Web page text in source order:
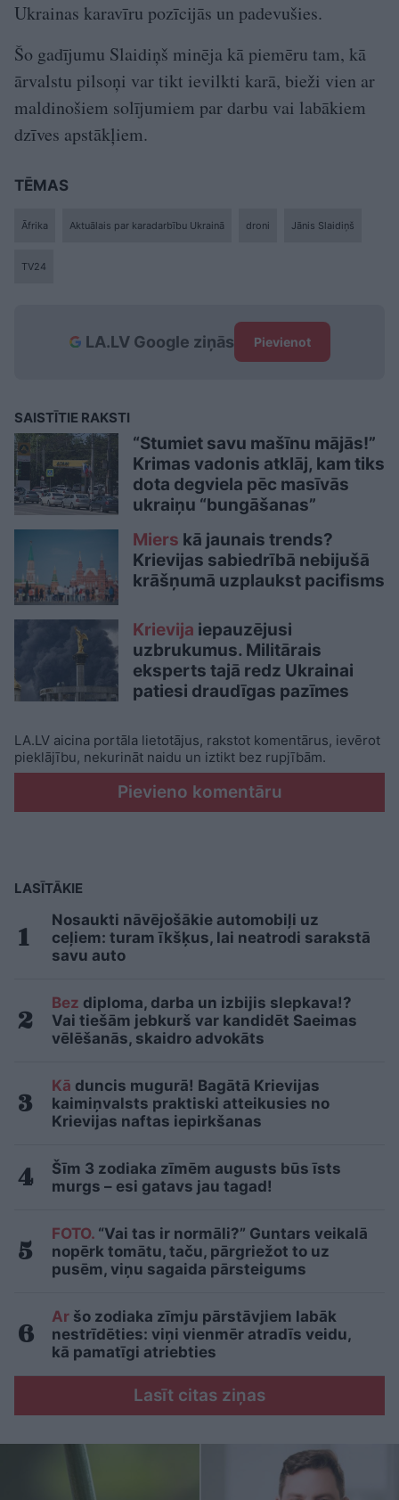
Ukrainas karavīru pozīcijās un padevušies.
Šo gadījumu Slaidiņš minēja kā piemēru tam, kā
ārvalstu pilsoņi var tikt ievilkti karā, bieži vien ar
maldinošiem solījumiem par darbu vai labākiem
dzīves apstākļiem.
TĒMAS
Āfrika Aktuālais par karadarbību Ukrainā droni Jānis Slaidiņš
TV24
LA.LV Google ziņās Pievienot
SAISTĪTIE RAKSTI
“Stumiet savu mašīnu mājās!”
Krimas vadonis atklāj, kam tiks
dota degviela pēc masīvās
ukraiņu “bungāšanas”
Miers kā jaunais trends?
Krievijas sabiedrībā nebijušā
krāšņumā uzplaukst pacifisms
Krievija iepauzējusi
uzbrukumus. Militārais
eksperts tajā redz Ukrainai
patiesi draudīgas pazīmes
LA.LV aicina portāla lietotājus, rakstot komentārus, ievērot
pieklājību, nekurināt naidu un iztikt bez rupjībām.
Pievieno komentāru
LASĪTĀKIE
Nosaukti nāvējošākie automobiļi uz
ceļiem: turam īkšķus, lai neatrodi sarakstā
savu auto
Bez diploma, darba un izbijis slepkava!?
Vai tiešām jebkurš var kandidēt Saeimas
vēlēšanās, skaidro advokāts
Kā duncis mugurā! Bagātā Krievijas
kaimiņvalsts praktiski atteikusies no
Krievijas naftas iepirkšanas
Šīm 3 zodiaka zīmēm augusts būs īsts
murgs – esi gatavs jau tagad!
FOTO. “Vai tas ir normāli?” Guntars veikalā
nopērk tomātu, taču, pārgriežot to uz
pusēm, viņu sagaida pārsteigums
Ar šo zodiaka zīmju pārstāvjiem labāk
nestrīdēties: viņi vienmēr atradīs veidu,
kā pamatīgi atriebties
Lasīt citas ziņas